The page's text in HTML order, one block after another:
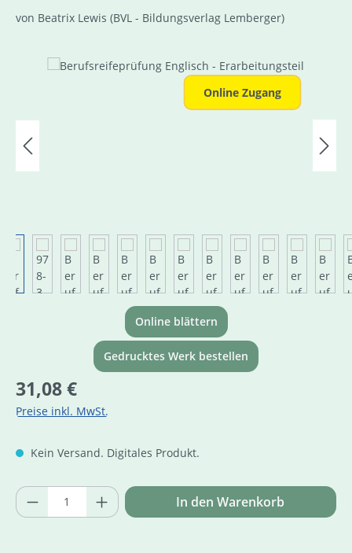
von Beatrix Lewis (BVL - Bildungsverlag Lemberger)
Bildergalerie überspringen
Online Zugang
Online blättern
Gedrucktes Werk bestellen
Regulärer Preis:
31,08 €
Preise inkl. MwSt.
Kein Versand. Digitales Produkt.
Produkt Anzahl: Gib den gewünschten
In den Warenkorb